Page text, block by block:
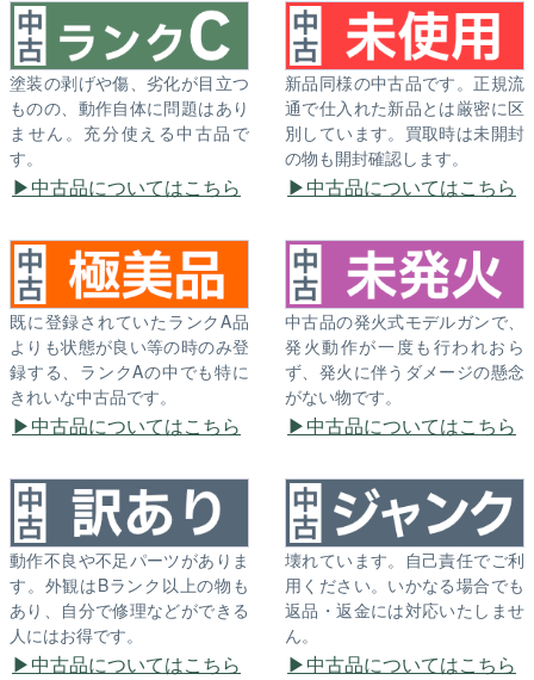
塗装の剥げや傷、劣化が目立つ
ものの、動作自体に問題はあり
ません。充分使える中古品で
す。
中古品についてはこちら
新品同様の中古品です。正規流
通で仕入れた新品とは厳密に区
別しています。買取時は未開封
の物も開封確認します。
中古品についてはこちら
既に登録されていたランクA品
よりも状態が良い等の時のみ登
録する、ランクAの中でも特に
きれいな中古品です。
中古品についてはこちら
中古品の発火式モデルガンで、
発火動作が一度も行われおら
ず、発火に伴うダメージの懸念
がない物です。
中古品についてはこちら
動作不良や不足パーツがありま
す。外観はBランク以上の物も
あり、自分で修理などができる
人にはお得です。
中古品についてはこちら
壊れています。自己責任でご利
用ください。いかなる場合でも
返品・返金には対応いたしませ
ん。
中古品についてはこちら